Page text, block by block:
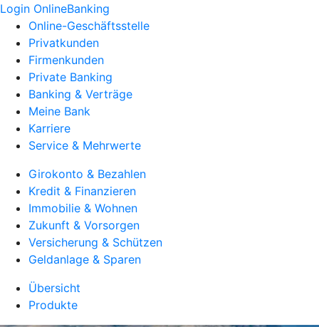
Login OnlineBanking
Online-Geschäftsstelle
Privatkunden
Firmenkunden
Private Banking
Banking & Verträge
Meine Bank
Karriere
Service & Mehrwerte
Girokonto & Bezahlen
Kredit & Finanzieren
Immobilie & Wohnen
Zukunft & Vorsorgen
Versicherung & Schützen
Geldanlage & Sparen
Übersicht
Produkte